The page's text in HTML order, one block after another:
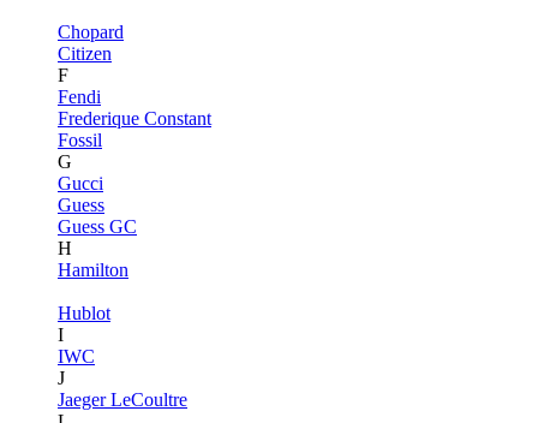
Chopard
Citizen
F
Fendi
Frederique Constant
Fossil
G
Gucci
Guess
Guess GC
H
Hamilton
Hublot
I
IWC
J
Jaeger LeCoultre